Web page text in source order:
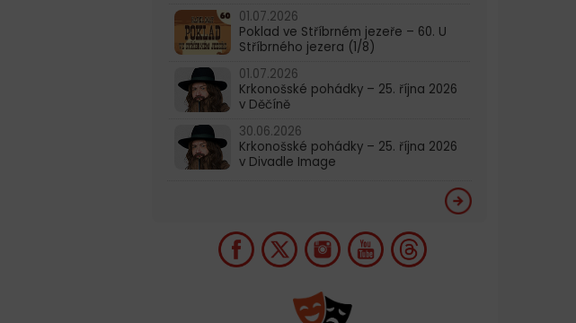
01.07.2026
Poklad ve Stříbrném jezeře – 60. U
Stříbrného jezera (1/8)
01.07.2026
Krkonošské pohádky – 25. října 2026
v Děčíně
30.06.2026
Krkonošské pohádky – 25. října 2026
v Divadle Image